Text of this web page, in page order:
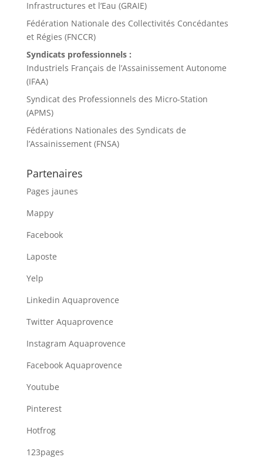
Infrastructures et l’Eau (GRAIE)
Fédération Nationale des Collectivités Concédantes
et Régies (FNCCR)
Syndicats professionnels :
Industriels Français de l’Assainissement Autonome
(IFAA)
Syndicat des Professionnels des Micro-Station
(APMS)
Fédérations Nationales des Syndicats de
l’Assainissement (FNSA)
Partenaires
Pages jaunes
Mappy
Facebook
Laposte
Yelp
Linkedin Aquaprovence
Twitter Aquaprovence
Instagram Aquaprovence
Facebook Aquaprovence
Youtube
Pinterest
Hotfrog
123pages